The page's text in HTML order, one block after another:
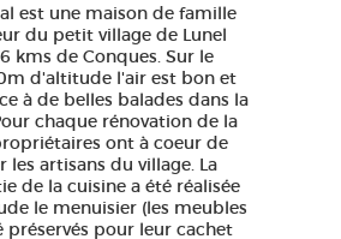
est une maison de famille
du petit village de Lunel
kms de Conques. Sur le
d'altitude l'air est bon et
à de belles balades dans la
chaque rénovation de la
ont à coeur de
les artisans du village. La
de la cuisine a été réalisée
le menuisier (les meubles
préservés pour leur cachet